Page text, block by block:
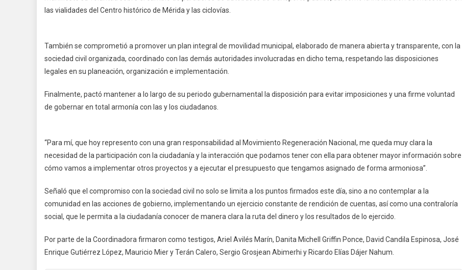
las vialidades del Centro histórico de Mérida y las ciclovías.
También se comprometió a promover un plan integral de movilidad municipal, elaborado de manera abierta y transparente, con la
sociedad civil organizada, coordinado con las demás autoridades involucradas en dicho tema, respetando las disposiciones
legales en su planeación, organización e implementación.
Finalmente, pactó mantener a lo largo de su periodo gubernamental la disposición para evitar imposiciones y una firme voluntad
de gobernar en total armonía con las y los ciudadanos.
“Para mí, que hoy represento con una gran responsabilidad al Movimiento Regeneración Nacional, me queda muy clara la
necesidad de la participación con la ciudadanía y la interacción que podamos tener con ella para obtener mayor información sobre
cómo vamos a implementar otros proyectos y a ejecutar el presupuesto que tengamos asignado de forma armoniosa”.
Señaló que el compromiso con la sociedad civil no solo se limita a los puntos firmados este día, sino a no contemplar a la
comunidad en las acciones de gobierno, implementando un ejercicio constante de rendición de cuentas, así como una contraloría
social, que le permita a la ciudadanía conocer de manera clara la ruta del dinero y los resultados de lo ejercido.
Por parte de la Coordinadora firmaron como testigos, Ariel Avilés Marín, Danita Michell Griffin Ponce, David Candila Espinosa, José
Enrique Gutiérrez López, Mauricio Mier y Terán Calero, Sergio Grosjean Abimerhi y Ricardo Elías Dájer Nahum.